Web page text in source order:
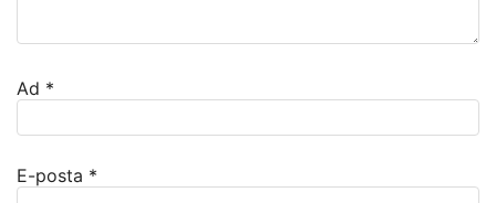
Ad *
E-posta *